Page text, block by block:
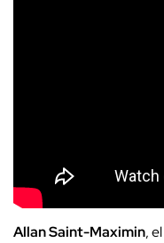
Allan Saint-Maximin, el